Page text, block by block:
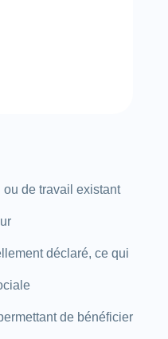
ou de travail existant
déclaré, ce qui
de bénéficier